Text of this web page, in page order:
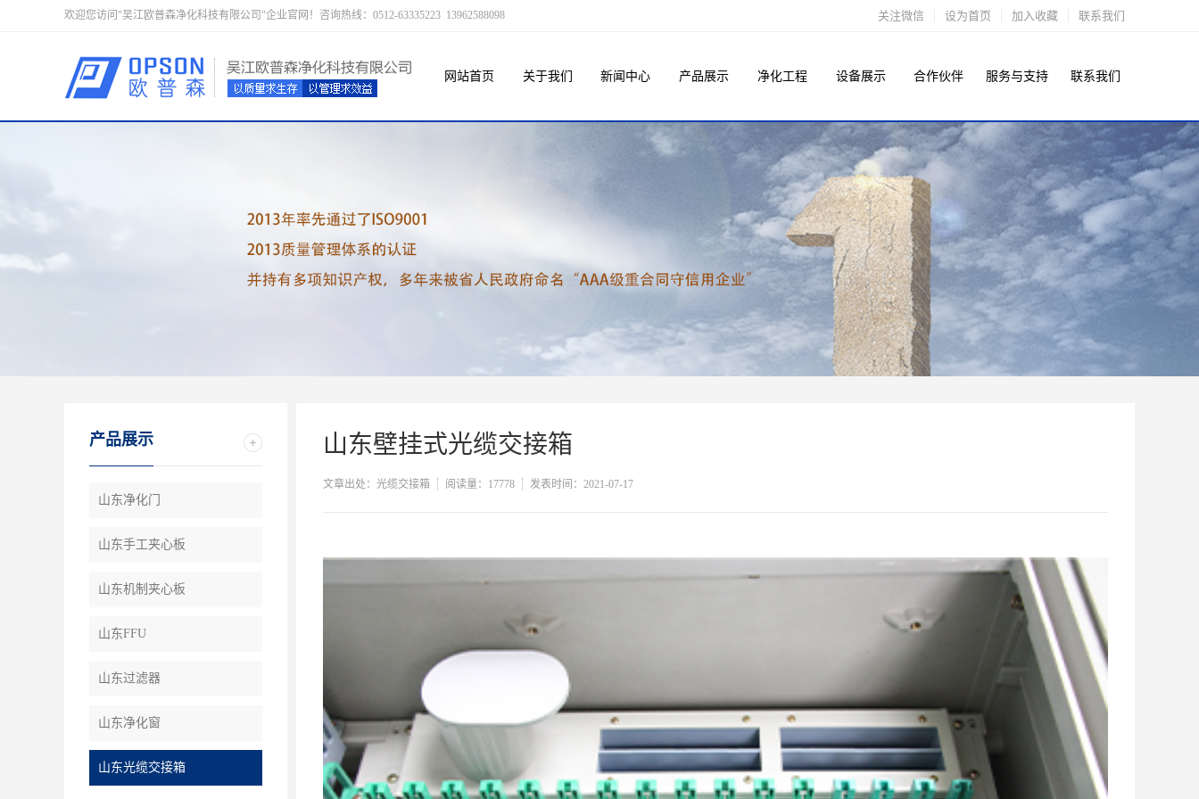
欢迎您访问"吴江欧普森净化科技有限公司"企业官网！咨询热线：0512-63335223 13962588098 关注微信 设为首页 加入收藏 联系我们
网站首页 关于我们 新闻中心 产品展示 净化工程 设备展示 合作伙伴 服务与支持 联系我们
山东壁挂式光缆交接箱
文章出处：光缆交接箱 阅读量：17778 发表时间：2021-07-17
产品展示
山东净化门
山东手工夹心板
山东机制夹心板
山东FFU
山东过滤器
山东净化窗
山东光缆交接箱